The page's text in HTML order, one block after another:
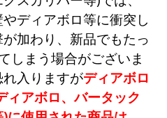
ディアボロ等に衝突し
加わり、新品でもたっ
しまう場合がございま
入りますがディアボロ
ィアボロ、バータック